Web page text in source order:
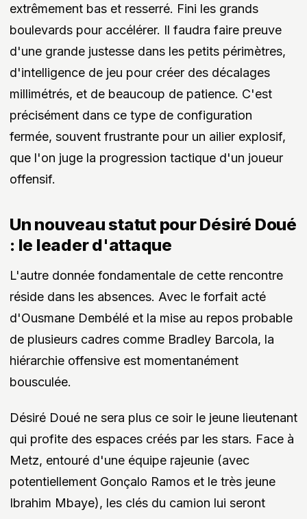
extrêmement bas et resserré. Fini les grands
boulevards pour accélérer. Il faudra faire preuve
d'une grande justesse dans les petits périmètres,
d'intelligence de jeu pour créer des décalages
millimétrés, et de beaucoup de patience. C'est
précisément dans ce type de configuration
fermée, souvent frustrante pour un ailier explosif,
que l'on juge la progression tactique d'un joueur
offensif.
Un nouveau statut pour Désiré Doué
: le leader d'attaque
L'autre donnée fondamentale de cette rencontre
réside dans les absences. Avec le forfait acté
d'Ousmane Dembélé et la mise au repos probable
de plusieurs cadres comme Bradley Barcola, la
hiérarchie offensive est momentanément
bousculée.
Désiré Doué ne sera plus ce soir le jeune lieutenant
qui profite des espaces créés par les stars. Face à
Metz, entouré d'une équipe rajeunie (avec
potentiellement Gonçalo Ramos et le très jeune
Ibrahim Mbaye), les clés du camion lui seront